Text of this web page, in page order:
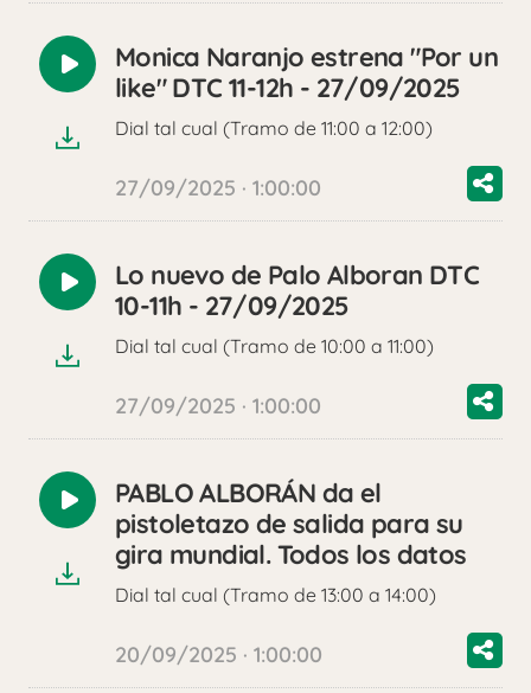
Reproducir
audio
Monica Naranjo estrena "Por un
like" DTC 11-12h - 27/09/2025
Dial tal cual (Tramo de 11:00 a 12:00)
27/09/2025 · 1:00:00
Reproducir
audio
Lo nuevo de Palo Alboran DTC
10-11h - 27/09/2025
Dial tal cual (Tramo de 10:00 a 11:00)
27/09/2025 · 1:00:00
Reproducir
audio
PABLO ALBORÁN da el
pistoletazo de salida para su
gira mundial. Todos los datos
Dial tal cual (Tramo de 13:00 a 14:00)
20/09/2025 · 1:00:00